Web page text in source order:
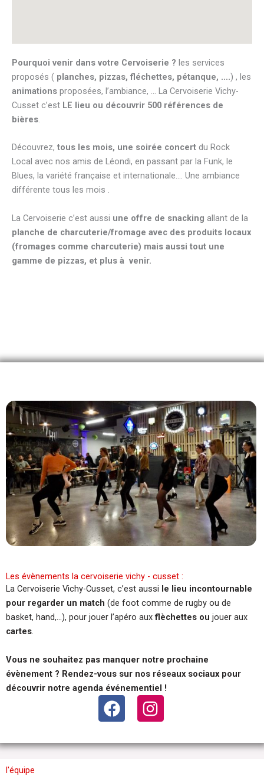
Pourquoi venir dans votre Cervoiserie ? les services
proposés ( planches, pizzas, fléchettes, pétanque, ….) , les
animations proposées, l’ambiance, … La Cervoiserie Vichy-
Cusset c’est LE lieu ou découvrir 500 références de
bières.
Découvrez, tous les mois, une soirée concert du Rock
Local avec nos amis de Léondi, en passant par la Funk, le
Blues, la variété française et internationale…. Une ambiance
différente tous les mois .
La Cervoiserie c’est aussi une offre de snacking allant de la
planche de charcuterie/fromage avec des produits locaux
(fromages comme charcuterie) mais aussi tout une
gamme de pizzas, et plus à venir.
Les évènements la cervoiserie vichy - cusset :
La Cervoiserie Vichy-Cusset, c’est aussi le lieu incontournable
pour regarder un match (de foot comme de rugby ou de
basket, hand,…), pour jouer l’apéro auxflèchettes ou jouer aux
cartes.
Vous ne souhaitez pas manquer notre prochaine
évènement ? Rendez-vous sur nos réseaux sociaux pour
découvrir notre agenda événementiel !
F
a
e
I
n
t
l'équipe